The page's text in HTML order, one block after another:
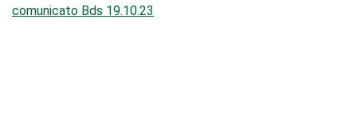
comunicato Bds 19.10.23